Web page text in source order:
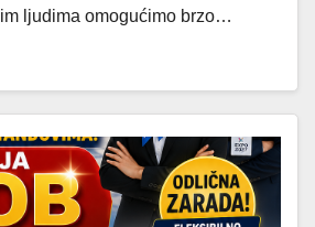
ljudima omogućimo brzo…